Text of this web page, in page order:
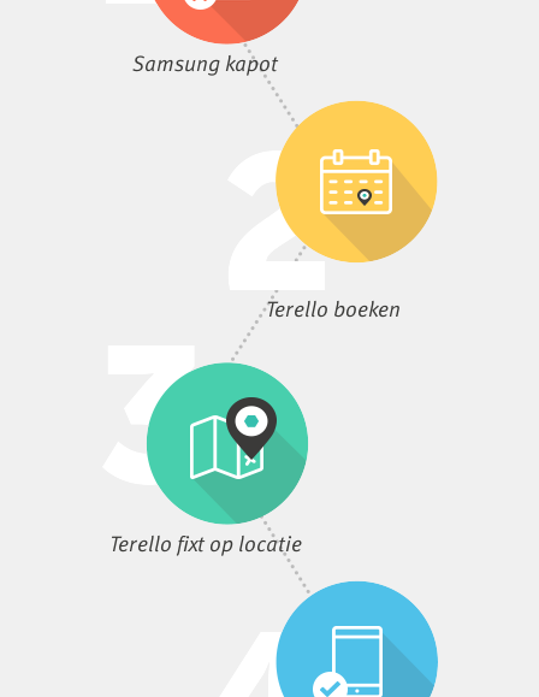
Samsung kapot
Terello boeken
Terello fixt op locatie